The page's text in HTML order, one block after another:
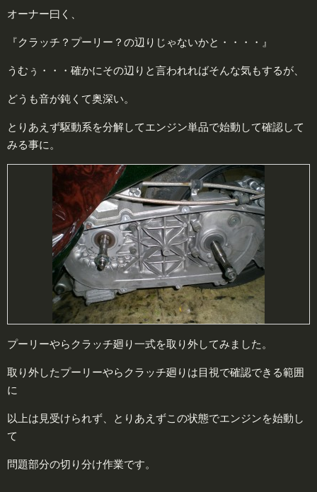
オーナー曰く、
『クラッチ？プーリー？の辺りじゃないかと・・・・』
うむぅ・・・確かにその辺りと言われればそんな気もするが、
どうも音が鈍くて奥深い。
とりあえず駆動系を分解してエンジン単品で始動して確認して
みる事に。
プーリーやらクラッチ廻り一式を取り外してみました。
取り外したプーリーやらクラッチ廻りは目視で確認できる範囲
に
以上は見受けられず、とりあえずこの状態でエンジンを始動し
て
問題部分の切り分け作業です。